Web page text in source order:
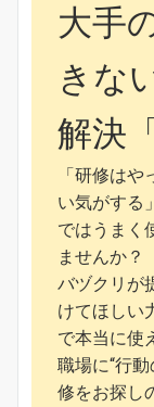
大手
きな
解決
「研修は
い気がする
ではうまく
ませんか？
バヅクリが
けてほしい
で本当に使
職場に“行
修をお探し